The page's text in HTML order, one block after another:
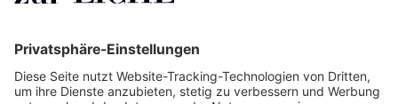
PHARMAVERTRIEB